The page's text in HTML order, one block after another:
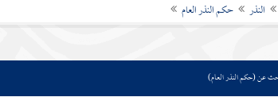
النذر حكم النذر العام
عن (حكم النذر العام)